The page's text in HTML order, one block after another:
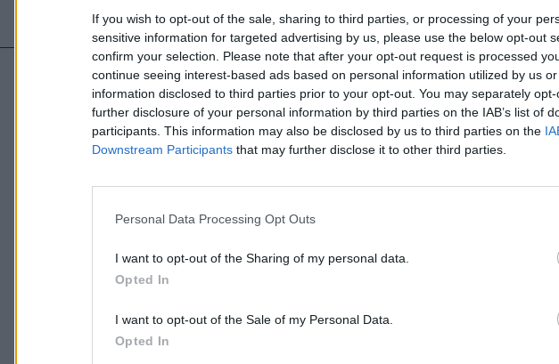
If you wish to opt-out of the sale, sharing to third parties, or processing of your
sensitive information for targeted advertising by us, please use the below opt-out
confirm your selection. Please note that after your opt-out request is processed
continue seeing interest-based ads based on personal information utilized by us
information disclosed to third parties prior to your opt-out. You may separately
further disclosure of your personal information by third parties on the IAB’s list of
participants. This information may also be disclosed by us to third parties on the
Downstream Participants that may further disclose it to other third parties.
Personal Data Processing Opt Outs
I want to opt-out of the Sharing of my personal data.
Opted In
I want to opt-out of the Sale of my Personal Data.
Opted In
Rudy Giuliani a Come States?
americana